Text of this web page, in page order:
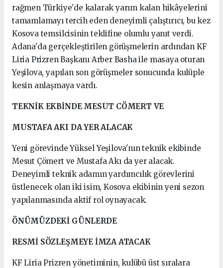
rağmen Türkiye'de kalarak yarım kalan hikâyelerini
tamamlamayı tercih eden deneyimli çalıştırıcı, bu kez
Kosova temsilcisinin teklifine olumlu yanıt verdi.
Adana'da gerçekleştirilen görüşmelerin ardından KF
Liria Prizren Başkanı Arber Basha ile masaya oturan
Yeşilova, yapılan son görüşmeler sonucunda kulüple
kesin anlaşmaya vardı.
TEKNİK EKBİNDE MESUT CÖMERT VE
MUSTAFA AKI DA YER ALACAK
Yeni görevinde Yüksel Yeşilova'nın teknik ekibinde
Mesut Çömert ve Mustafa Akı da yer alacak.
Deneyimli teknik adamın yardımcılık görevlerini
üstlenecek olan iki isim, Kosova ekibinin yeni sezon
yapılanmasında aktif rol oynayacak.
ÖNÜMÜZDEKİ GÜNLERDE
RESMİ SÖZLEŞMEYE İMZA ATACAK
KF Liria Prizren yönetiminin, kulübü üst sıralara